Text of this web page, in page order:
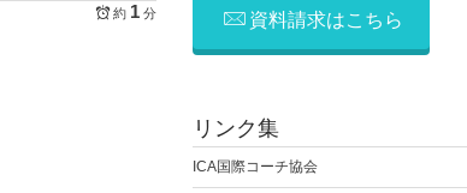
約 1 分 資料請求はこちら
リンク集
ICA国際コーチ協会